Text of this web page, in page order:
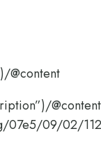
@content
@content
09/02/